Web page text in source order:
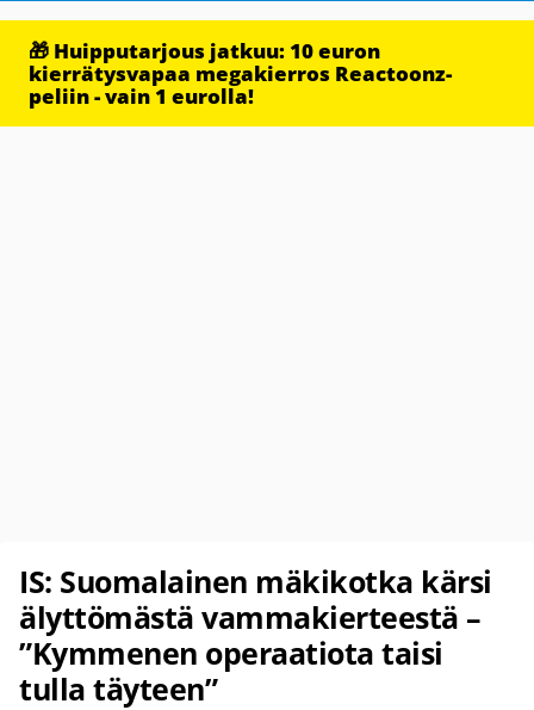
🎁 Huipputarjous jatkuu: 10 euron
kierrätysvapaa megakierros Reactoonz-
peliin - vain 1 eurolla!
IS: Suomalainen mäkikotka kärsi
älyttömästä vammakierteestä –
”Kymmenen operaatiota taisi
tulla täyteen”